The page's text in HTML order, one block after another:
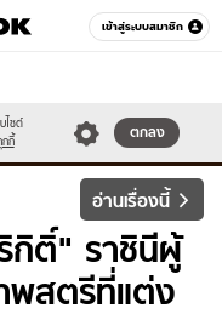
เข้าสู่ระบบสมาชิก
หมวดอื่นๆ
ไซต์
กกี้
ตกลง
อ่านเรื่องนี้
กิติ์" ราชินีผู้
พสตรีที่แต่ง